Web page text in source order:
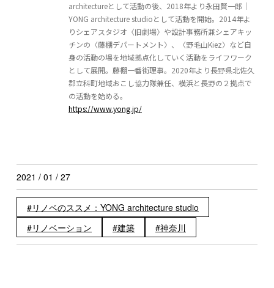
architectureとして活動の後、2018年より永田賢一郎｜
YONG architecture studioとして活動を開始。2014年よ
りシェアスタジオ〈旧劇場〉や設計事務所兼シェアキッ
チンの〈藤棚デパートメント〉、〈野毛山Kiez〉など自
身の活動の場を地域拠点化していく活動をライフワーク
として展開。藤棚一番街理事。2020年より長野県北佐久
郡立科町地域おこし協力隊兼任、横浜と長野の２拠点で
の活動を始める。
https://www.yong.jp/
2021 / 01 / 27
リノベのススメ：YONG architecture studio
リノベーション
建築 神奈川